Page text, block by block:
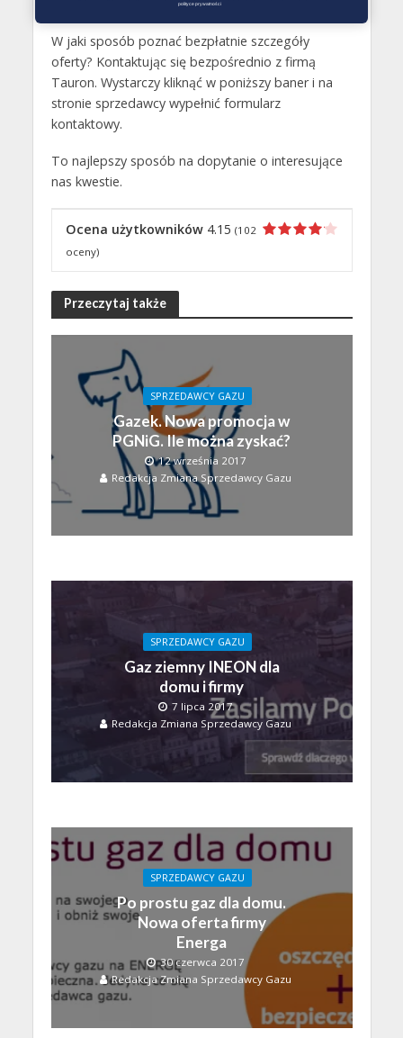
W jaki sposób poznać bezpłatnie szczegóły
oferty? Kontaktując się bezpośrednio z firmą
Tauron. Wystarczy kliknąć w poniższy baner i na
stronie sprzedawcy wypełnić formularz
kontaktowy.
To najlepszy sposób na dopytanie o interesujące
nas kwestie.
Ocena użytkowników 4.15 (102
oceny)
Przeczytaj także
SPRZEDAWCY GAZU
Gazek. Nowa promocja w
PGNiG. Ile można zyskać?
12 września 2017
Redakcja Zmiana Sprzedawcy Gazu
SPRZEDAWCY GAZU
Gaz ziemny INEON dla
domu i firmy
7 lipca 2017
Redakcja Zmiana Sprzedawcy Gazu
SPRZEDAWCY GAZU
Po prostu gaz dla domu.
Nowa oferta firmy
Energa
30 czerwca 2017
Redakcja Zmiana Sprzedawcy Gazu
polityce prywatności